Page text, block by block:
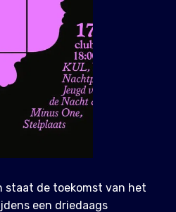
staat de toekomst van het
een driedaags